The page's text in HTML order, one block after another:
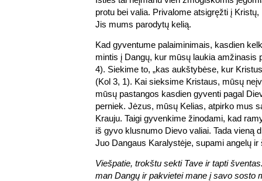
protu bei valia. Privalome atsigręžti į
Jis mums parodytų kelią.
Kad gyventume palaiminimais, kasdien
mintis į Dangų, kur mūsų laukia amžinasis
4). Siekime to, „kas aukštybėse, kur
(Kol 3, 1). Kai sieksime Kristaus, mūsų
mūsų pastangos kasdien gyventi pagal
perniek. Jėzus, mūsų Kelias, atpirko mus
Krauju. Taigi gyvenkime žinodami, kad
iš gyvo klusnumo Dievo valiai. Tada vieną
Juo Dangaus Karalystėje, supami angelų ir
Viešpatie, trokštu sekti Tave ir tapti
man Dangų ir pakvietei mane į savo sosto